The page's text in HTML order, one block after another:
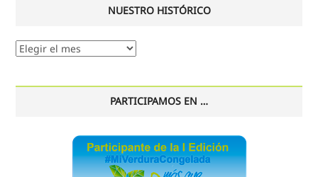
NUESTRO HISTÓRICO
Nuestro
PARTICIPAMOS EN …